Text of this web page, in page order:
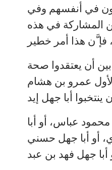
في أنفسهم وفي
المشاركة في هذه
بين أن يعتقدوا صحة
عمرو بن هشام
ينتخبوا أبا جهل إيد
عباس، أو أبا
أو أبا جهل حسني
أبا جهل فهد بن عبد